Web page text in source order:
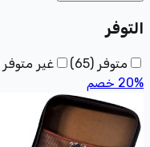
التوفر
متوفر (
65
) غير متوفر
20% خصم